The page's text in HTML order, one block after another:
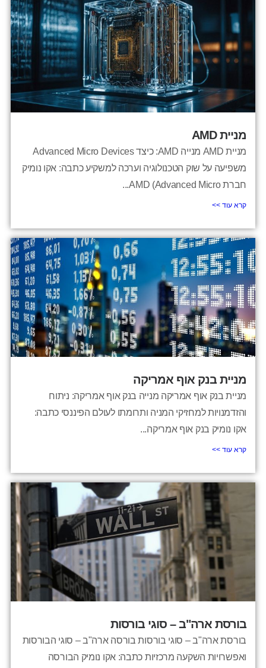
מניית AMD
מניית AMD מנייה AMD: כיצד Advanced Micro Devices
משפיעה על שוק הטכנולוגיה וערכה למשקיע כתבה: אקו נומיק
חברת AMD (Advanced Micro...
קרא עוד >>
מניית בנק אוף אמריקה
מניית בנק אוף אמריקה מנייה בנק אוף אמריקה: ניתוח
והזדמנויות למחזיקי המניה ותרומתו לעולם הפיננסי כתבה:
אקו נומיק בנק אוף אמריקה...
קרא עוד >>
בורסת ארה"ב – סוגי בורסות
בורסת ארה"ב – סוגי בורסות בורסה ארה"ב – סוגי הבורסות
ואפשרויות השקעה מרכזיות כתבה: אקו נומיק הבורסה